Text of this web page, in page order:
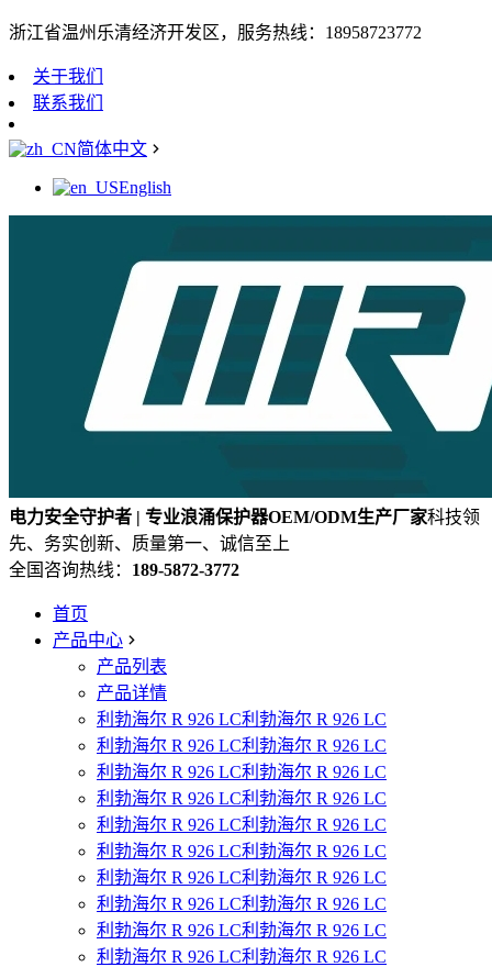
浙江省温州乐清经济开发区，服务热线：18958723772
关于我们
联系我们
简体中文
English
电力安全守护者 | 专业浪涌保护器OEM/ODM生产厂家科技领
先、务实创新、质量第一、诚信至上
全国咨询热线： 189-5872-3772
首页
产品中心
产品列表
产品详情
利勃海尔 R 926 LC利勃海尔 R 926 LC
利勃海尔 R 926 LC利勃海尔 R 926 LC
利勃海尔 R 926 LC利勃海尔 R 926 LC
利勃海尔 R 926 LC利勃海尔 R 926 LC
利勃海尔 R 926 LC利勃海尔 R 926 LC
利勃海尔 R 926 LC利勃海尔 R 926 LC
利勃海尔 R 926 LC利勃海尔 R 926 LC
利勃海尔 R 926 LC利勃海尔 R 926 LC
利勃海尔 R 926 LC利勃海尔 R 926 LC
利勃海尔 R 926 LC利勃海尔 R 926 LC